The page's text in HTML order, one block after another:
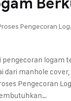
Pengecoran
logam
manhole
Pengecoran